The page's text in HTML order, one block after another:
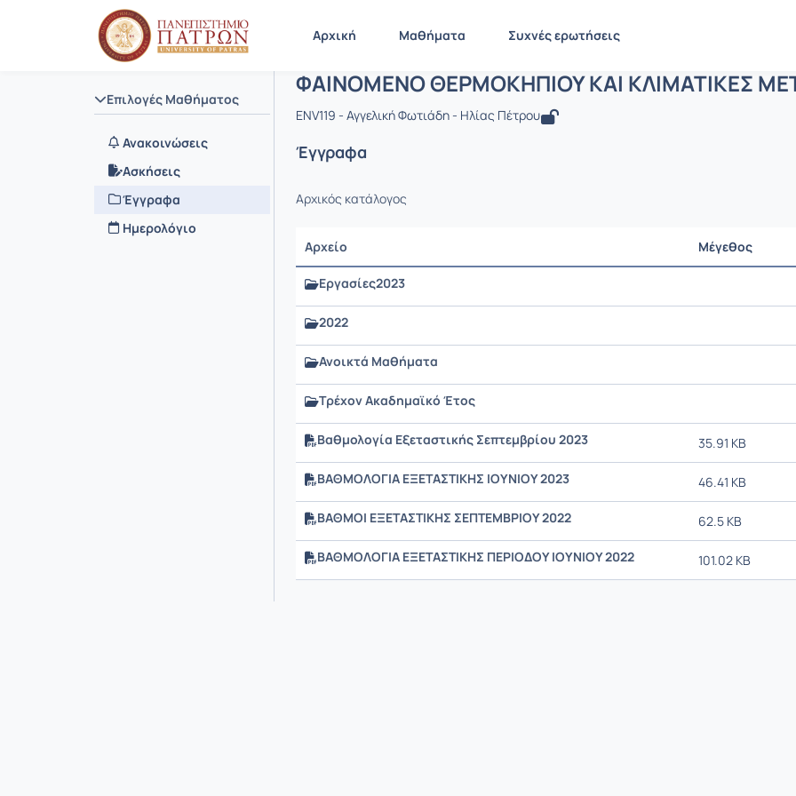
Αρχική Μαθήματα Συχνές ερωτήσεις
Επιλογές Μαθήματος
Ανακοινώσεις
Ασκήσεις
Έγγραφα
Ημερολόγιο
Αρχική Σελίδα ΦΑΙΝΟΜΕΝΟ ΘΕΡΜΟΚΗΠΙΟΥ ΚΑΙ ΚΛΙΜΑΤΙΚΕΣ ΜΕΤΑΒΟΛΕΣ
Μάθημα : ΦΑΙΝΟΜΕΝΟ ΘΕΡΜΟΚΗΠΙΟΥ ΚΑΙ
Κωδικός : ENV119
ΦΑΙΝΟΜΕΝΟ ΘΕΡΜΟΚΗΠΙΟΥ ΚΑΙ ΚΛΙΜΑΤΙΚΕΣ
ENV119 - Αγγελική Φωτιάδη - Ηλίας Πέτρου
Έγγραφα
Αρχικός κατάλογος
Αρχείο Μέγεθος
Εργασίες2023
2022
Ανοικτά Μαθήματα
Τρέχον Ακαδημαϊκό Έτος
Βαθμολογία Εξεταστικής Σεπτεμβρίου 2023 35.91 KB
ΒΑΘΜΟΛΟΓΙΑ ΕΞΕΤΑΣΤΙΚΗΣ ΙΟΥΝΙΟΥ 2023 46.41 KB
ΒΑΘΜΟΙ ΕΞΕΤΑΣΤΙΚΗΣ ΣΕΠΤΕΜΒΡΙΟΥ 2022 62.5 KB
ΒΑΘΜΟΛΟΓΙΑ ΕΞΕΤΑΣΤΙΚΗΣ ΠΕΡΙΟΔΟΥ ΙΟΥΝΙΟΥ 2022 101.02 KB